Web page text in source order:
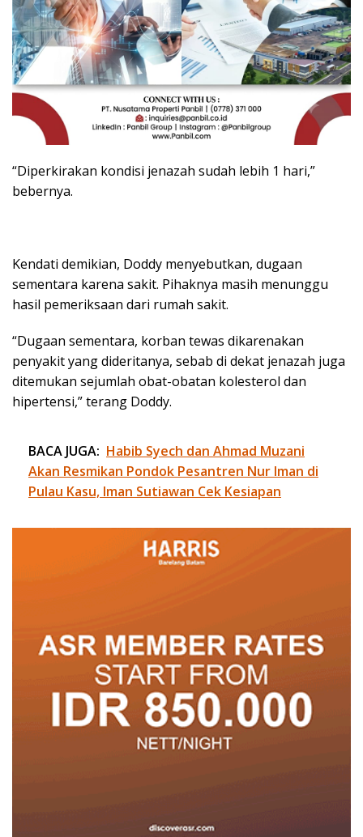
“Diperkirakan kondisi jenazah sudah lebih 1 hari,”
bebernya.
Kendati demikian, Doddy menyebutkan, dugaan
sementara karena sakit. Pihaknya masih menunggu
hasil pemeriksaan dari rumah sakit.
“Dugaan sementara, korban tewas dikarenakan
penyakit yang dideritanya, sebab di dekat jenazah juga
ditemukan sejumlah obat-obatan kolesterol dan
hipertensi,” terang Doddy.
BACA JUGA: Habib Syech dan Ahmad Muzani
Akan Resmikan Pondok Pesantren Nur Iman di
Pulau Kasu, Iman Sutiawan Cek Kesiapan